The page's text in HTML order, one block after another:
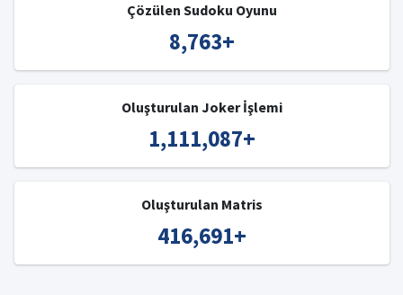
Çözülen Sudoku Oyunu
8,763+
Oluşturulan Joker İşlemi
1,111,087+
Oluşturulan Matris
416,691+